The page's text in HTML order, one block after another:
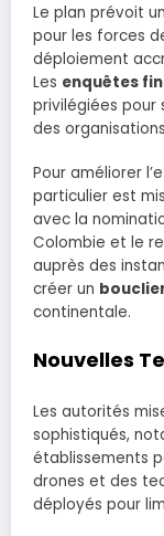
Le plan prévoit un
pour les forces
déploiement
Les enquêtes
privilégiées pour
des
Pour améliorer
particulier est
avec la
Colombie et le
auprès des
créer un
continentale.
Nouvelles
Les autorités
sophistiqués,
établissements
drones et des
déployés pour